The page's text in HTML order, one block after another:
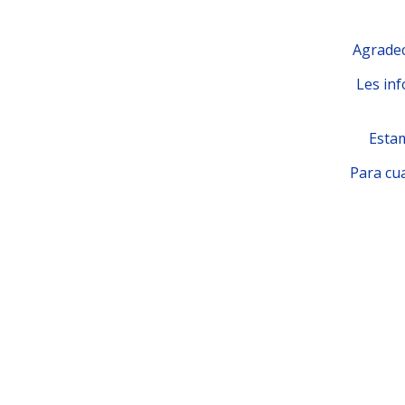
Les
Para